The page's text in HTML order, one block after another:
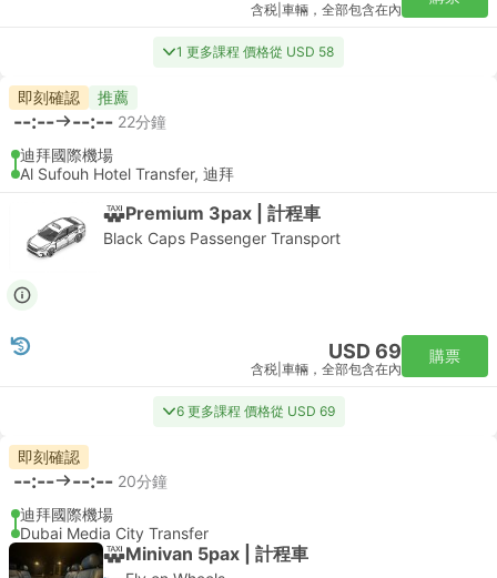
含税 車輛，全部包含在內
1 更多課程 價格從 USD 58
即刻確認 推薦
--:-- --:-- 22分鐘
迪拜國際機場
Al Sufouh Hotel Transfer, 迪拜
Premium 3pax | 計程車
Black Caps Passenger Transport
USD 69
含税 車輛，全部包含在內
購票
6 更多課程 價格從 USD 69
即刻確認
--:-- --:-- 20分鐘
迪拜國際機場
Dubai Media City Transfer
Minivan 5pax | 計程車